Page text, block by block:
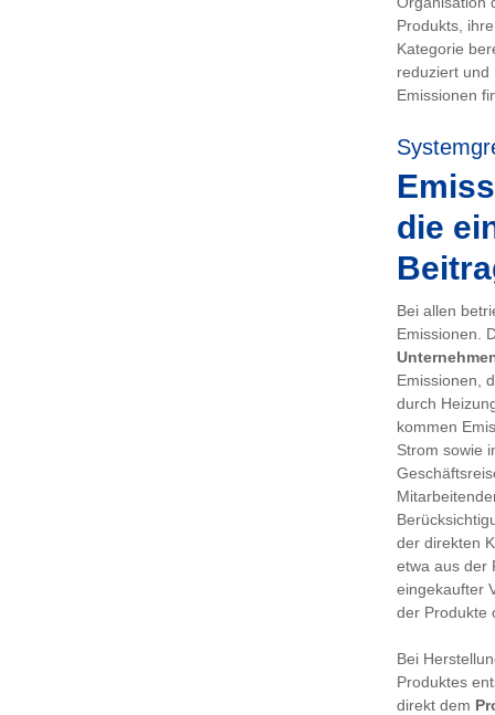
Produkts,
Kategorie
reduziert und
Emissionen
die
Bei allen
Emissionen.
Emissionen,
durch
kommen
Strom sowie
der direkten
etwa aus der
eingekaufter
der Produkte
Bei
Produktes
direkt dem